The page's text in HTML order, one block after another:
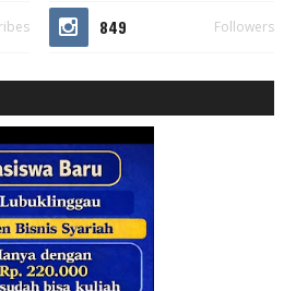
849 Followers